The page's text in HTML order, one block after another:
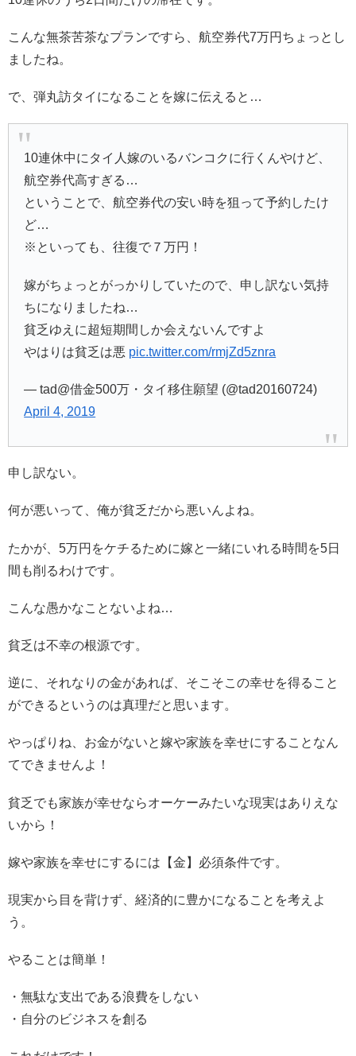
こんな無茶苦茶なプランですら、航空券代7万円ちょっとし
ましたね。
で、弾丸訪タイになることを嫁に伝えると…
10連休中にタイ人嫁のいるバンコクに行くんやけど、
航空券代高すぎる…
ということで、航空券代の安い時を狙って予約したけ
ど…
※といっても、往復で７万円！
嫁がちょっとがっかりしていたので、申し訳ない気持
ちになりましたね…
貧乏ゆえに超短期間しか会えないんですよ
やはりは貧乏は悪 pic.twitter.com/rmjZd5znra
— tad@借金500万・タイ移住願望 (@tad20160724)
April 4, 2019
申し訳ない。
何が悪いって、俺が貧乏だから悪いんよね。
たかが、5万円をケチるために嫁と一緒にいれる時間を5日
間も削るわけです。
こんな愚かなことないよね…
貧乏は不幸の根源です。
逆に、それなりの金があれば、そこそこの幸せを得ること
ができるというのは真理だと思います。
やっぱりね、お金がないと嫁や家族を幸せにすることなん
てできませんよ！
貧乏でも家族が幸せならオーケーみたいな現実はありえな
いから！
嫁や家族を幸せにするには【金】必須条件です。
現実から目を背けず、経済的に豊かになることを考えよ
う。
やることは簡単！
・無駄な支出である浪費をしない
・自分のビジネスを創る